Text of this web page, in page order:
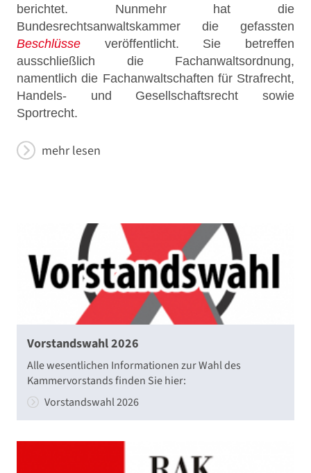
berichtet. Nunmehr hat die
Bundesrechtsanwaltskammer die gefassten
Beschlüsse veröffentlicht. Sie betreffen
ausschließlich die Fachanwaltsordnung,
namentlich die Fachanwaltschaften für Strafrecht,
Handels- und Gesellschaftsrecht sowie
Sportrecht.
mehr lesen
Vorstandswahl 2026
Alle wesentlichen Informationen zur Wahl des
Kammervorstands finden Sie hier:
Vorstandswahl 2026